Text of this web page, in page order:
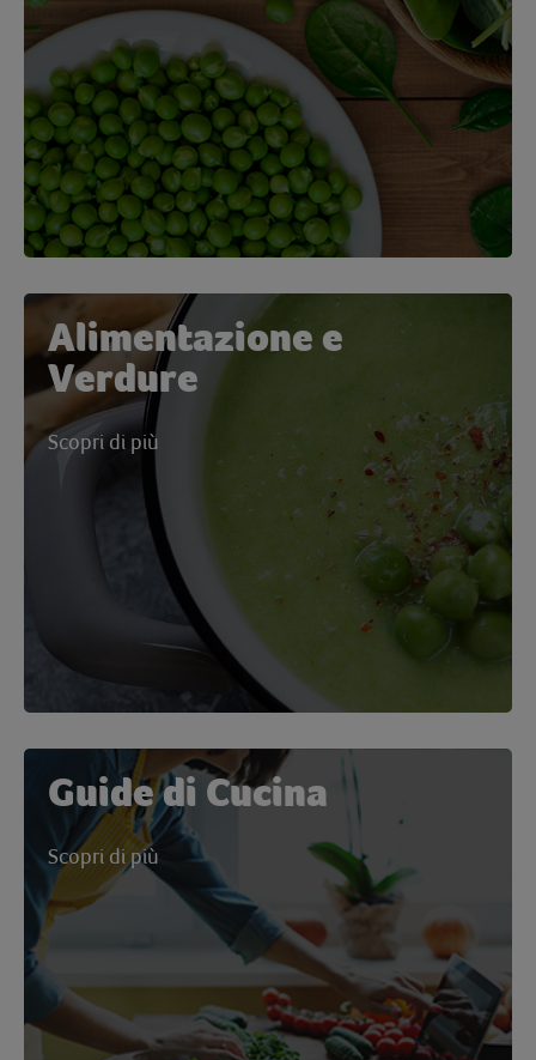
Alimentazione e
Verdure
Scopri di più
Guide di Cucina
Scopri di più